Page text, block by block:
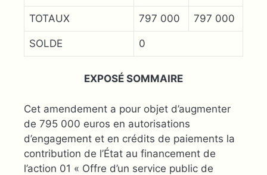
TOTAUX 797 000 797 000
SOLDE 0
EXPOSÉ SOMMAIRE
Cet amendement a pour objet d’augmenter
de 795 000 euros en autorisations
d’engagement et en crédits de paiements la
contribution de l’État au financement de
l’action 01 « Offre d’un service public de